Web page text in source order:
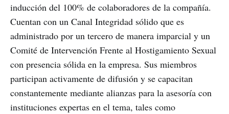
inducción del 100% de colaboradores de la compañía.
Cuentan con un Canal Integridad sólido que es
administrado por un tercero de manera imparcial y un
Comité de Intervención Frente al Hostigamiento Sexual
con presencia sólida en la empresa. Sus miembros
participan activamente de difusión y se capacitan
constantemente mediante alianzas para la asesoría con
instituciones expertas en el tema, tales como